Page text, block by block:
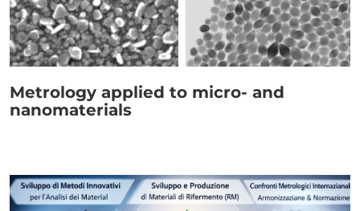
Link
Metrology applied to micro- and
nanomaterials
Paragrafo
Immagine